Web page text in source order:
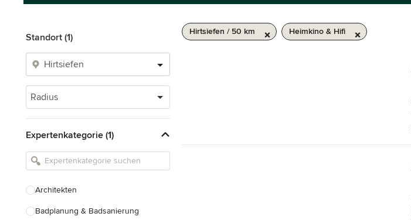
Standort (1)
Radius
Expertenkategorie (1)
Architekten
Badplanung & Badsanierung
Hirtsiefen / 50 km Heimkino & Hifi